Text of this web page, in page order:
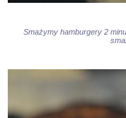
Smażymy hamburgery 2